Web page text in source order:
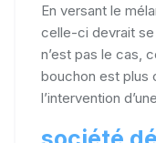
En versant le
celle-ci devrait
n’est pas le cas,
bouchon est plus
l’intervention